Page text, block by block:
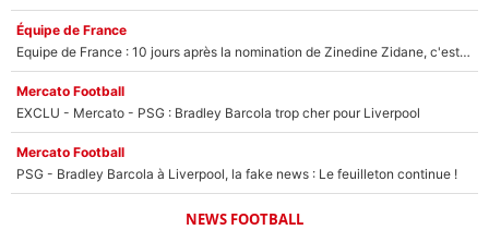
Équipe de France
Equipe de France : 10 jours après la nomination de Zinedine Zidane, c'est au tour de son fils de prendre un nouveau départ !
Mercato Football
EXCLU - Mercato - PSG : Bradley Barcola trop cher pour Liverpool
Mercato Football
PSG - Bradley Barcola à Liverpool, la fake news : Le feuilleton continue !
NEWS FOOTBALL